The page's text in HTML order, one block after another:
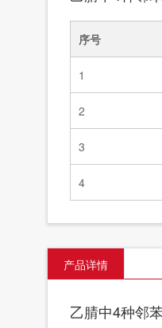
序号
1
2
3
4
产品详情
乙腈中4种邻